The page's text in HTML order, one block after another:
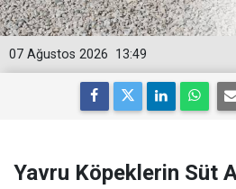
13:49
07 Ağustos 2026
Yavru Köpeklerin Süt